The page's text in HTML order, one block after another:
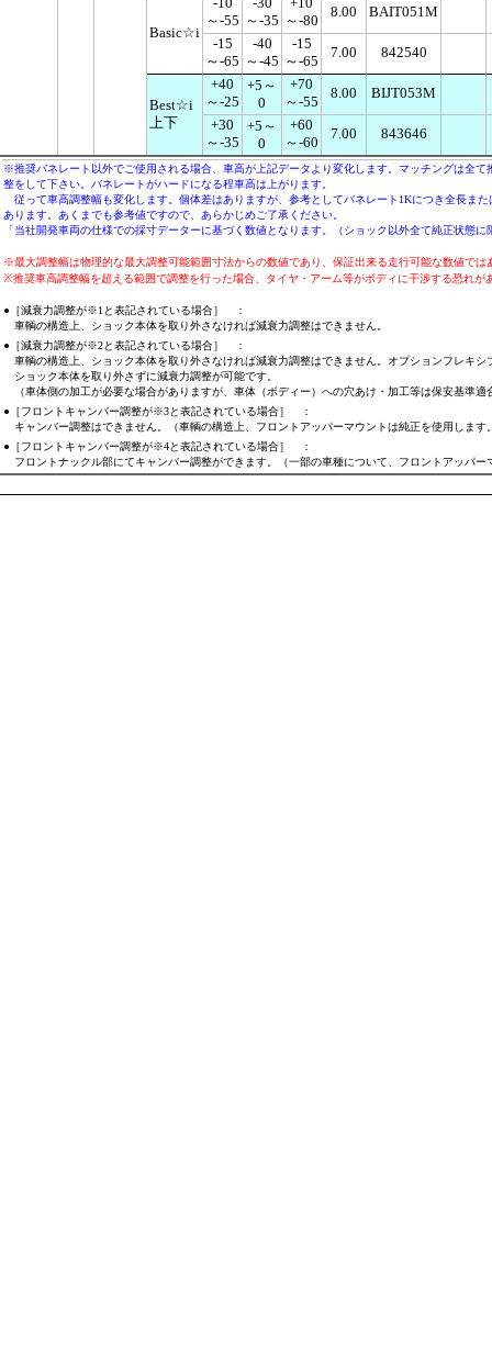
Basic☆i
-10
～-55
-30
～-35
+10
～-80
8.00 BAIT051M
-15
～-65
-40
～-45
-15
～-65
7.00 842540
Best☆i
上下
+40
～-25
+5～
0
+70
～-55
8.00 BIJT053M
+30
～-35
+5～
0
+60
～-60
7.00 843646
※推奨バネレート以外でご使用される場合、車高が上記データより変化します。マッチングは全
整をして下さい。バネレートがハードになる程車高は上がります。
従って車高調整幅も変化します。個体差はありますが、参考としてバネレート1Kにつき全長ま
あります。あくまでも参考値ですので、あらかじめご了承ください。
「当社開発車両の仕様での採寸データーに基づく数値となります。（ショック以外全て純正状態に
※最大調整幅は物理的な最大調整可能範囲寸法からの数値であり、保証出来る走行可能な数値で
※推奨車高調整幅を超える範囲で調整を行った場合、タイヤ・アーム等がボディに干渉する恐れが
●［減衰力調整が※1と表記されている場合］ ：
車輌の構造上、ショック本体を取り外さなければ減衰力調整はできません。
●［減衰力調整が※2と表記されている場合］ ：
車輌の構造上、ショック本体を取り外さなければ減衰力調整はできません。オプションフレキシ
ショック本体を取り外さずに減衰力調整が可能です。
（車体側の加工が必要な場合がありますが、車体（ボディー）への穴あけ・加工等は保安基準
●［フロントキャンバー調整が※3と表記されている場合］ ：
キャンバー調整はできません。（車輌の構造上、フロントアッパーマウントは純正を使用しま
●［フロントキャンバー調整が※4と表記されている場合］ ：
フロントナックル部にてキャンバー調整ができます。（一部の車種について、フロントアッパー